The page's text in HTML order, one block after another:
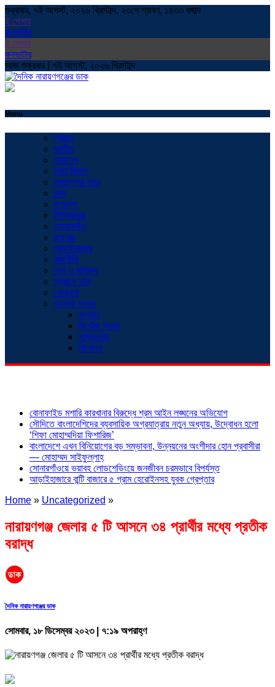
শুক্রবার, ৭ই আগস্ট, ২০২৬ খ্রিস্টাব্দ, ২৩শে শ্রাবণ, ১৪৩৩ বঙ্গাব্দ
ই পেপার
কনভাটার
ই পেপার
কনভাটার
আজ শুক্রবার | ৭ই আগস্ট, ২০২৬ খ্রিস্টাব্দ
Menu
প্রচ্ছদ
জাতীয়
সারাদেশ
ঢাকা বিভাগ
নারায়ণগঞ্জ সদর
বন্দর
ফতুল্লা
সিদ্ধিরগঞ্জ
সোনারগাঁও
রূপগঞ্জ
আড়াইহাজার
রাজনীতি
অর্থ ও বাণিজ্য
প্রবাসে ডাক
খেলাধুলা
অনন্যা সংবাদ
সংগঠন
নিখোঁজ সংবাদ
সাক্ষাৎকার
বিনোদন
বোনাফাইড মশারি কারখানার বিরুদ্ধে শ্রম আইন লঙ্ঘনের অভিযোগ
সৌদিতে বাংলাদেশিদের ব্যবসায়িক অগ্রযাত্রায় নতুন অধ্যায়, উদ্বোধন হলো
‘শিফা মোহাম্মদিয়া ফিশারিজ’
বাংলাদেশে এখন বিনিয়োগের বড় সম্ভাবনা, উন্নয়নের অংশীদার হোন প্রবাসীরা
— মোহাম্মদ সাইফুল্লাহ্
সোনারগাঁওয়ে ভয়াবহ লোডশেডিংয়ে জনজীবন চরমভাবে বিপর্যস্ত
আড়াইহাজারে বান্টি বাজারে ৫ গ্রাম হেরোইনসহ যুবক গ্রেপ্তার
Home » Uncategorized »
নারায়ণগঞ্জ জেলার ৫ টি আসনে ৩৪ প্রার্থীর মধ্যে প্রতীক
বরাদ্ধ
দৈনিক নারায়ণগঞ্জের ডাক
সোমবার, ১৮ ডিসেম্বর ২০২৩ | ৭:১৯ অপরাহ্ণ